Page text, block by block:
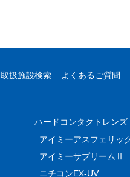
取扱施設検索 よくあるご質問
ハードコンタクトレンズ
アイミーアスフェリッ
アイミーサプリームⅡ
ニチコンEX-UV